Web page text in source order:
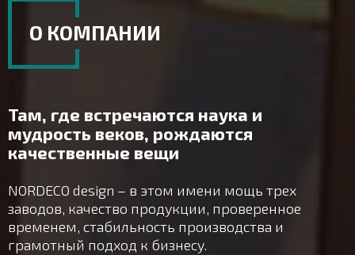
О КОМПАНИИ
Там, где встречаются наука и
мудрость веков, рождаются
качественные вещи
NORDECO design – в этом имени мощь трех
заводов, качество продукции, проверенное
временем, стабильность производства и
грамотный подход к бизнесу.